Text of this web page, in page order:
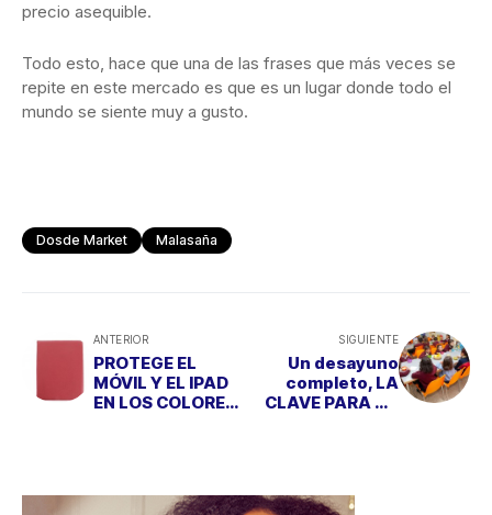
precio asequible.
Todo esto, hace que una de las frases que más veces se
repite en este mercado es que es un lugar donde todo el
mundo se siente muy a gusto.
Dosde Market Malasaña
ANTERIOR
PROTEGE EL
MÓVIL Y EL IPAD
EN LOS COLORES
SIGUIENTE
Un desayuno
completo, LA
CLAVE PARA UN